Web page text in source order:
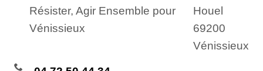
Résister, Agir Ensemble pour
Vénissieux
Houel
69200
Vénissieux